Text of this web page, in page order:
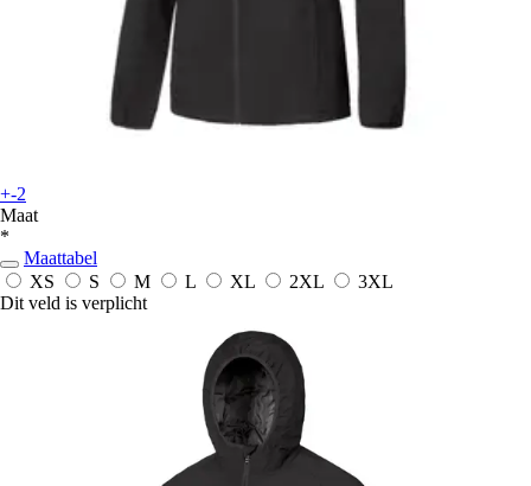
+-2
Maat
*
Maattabel
XS
S M L XL 2XL
3XL
Dit veld is verplicht